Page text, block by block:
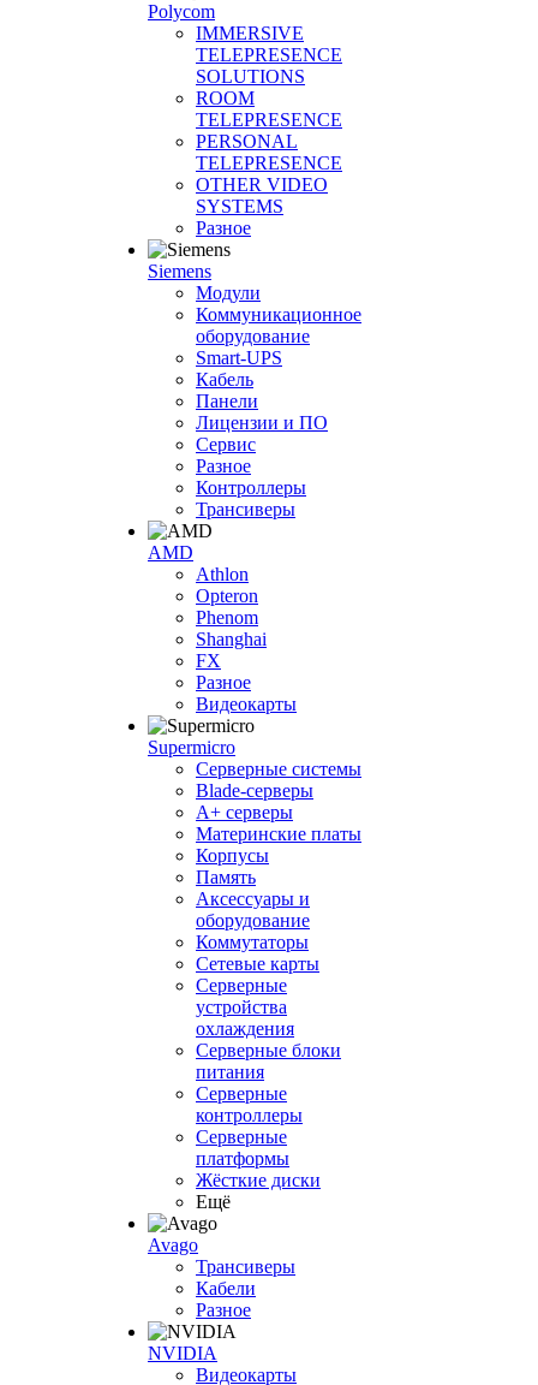
Polycom
IMMERSIVE
TELEPRESENCE
SOLUTIONS
ROOM
TELEPRESENCE
PERSONAL
TELEPRESENCE
OTHER VIDEO
SYSTEMS
Разное
Siemens
Модули
Коммуникационное
оборудование
Smart-UPS
Кабель
Панели
Лицензии и ПО
Сервис
Разное
Контроллеры
Трансиверы
AMD
Athlon
Opteron
Phenom
Shanghai
FX
Разное
Видеокарты
Supermicro
Серверные системы
Blade-серверы
A+ серверы
Материнские платы
Корпусы
Память
Аксессуары и
оборудование
Коммутаторы
Сетевые карты
Серверные
устройства
охлаждения
Серверные блоки
питания
Серверные
контроллеры
Серверные
платформы
Жёсткие диски
Ещё
Avago
Трансиверы
Кабели
Разное
NVIDIA
Видеокарты